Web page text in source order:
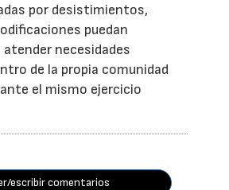
por desistimientos,
puedan
necesidades
de la propia comunidad
el mismo ejercicio
escribir comentarios